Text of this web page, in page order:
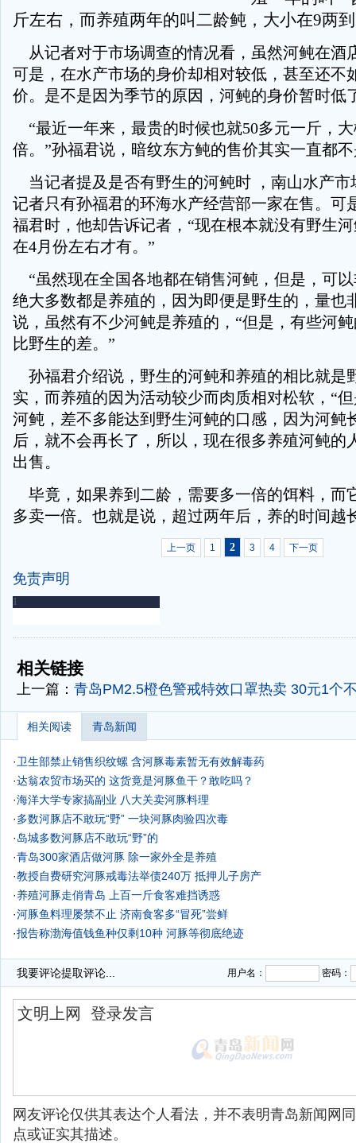
斤左右，而养殖两年的叫二龄鲀，大小在9两
从记者对于市场调查的情况看，虽然河鲀在酒
可是，在水产市场的身价却相对较低，甚至还不
价。是不是因为季节的原因，河鲀的身价暂时低
“最近一年来，最贵的时候也就50多元一斤，
倍。”孙福君说，暗纹东方鲀的售价其实一直都
当记者提及是否有野生的河鲀时 ，南山水产市
记者只有孙福君的环海水产经营部一家在售。可
福君时，他却告诉记者，“现在根本就没有野生
在4月份左右才有。”
“虽然现在全国各地都在销售河鲀，但是，可
绝大多数都是养殖的，因为即便是野生的，量也
说，虽然有不少河鲀是养殖的，“但是，有些河
比野生的差。”
孙福君介绍说，野生的河鲀和养殖的相比就是
实，而养殖的因为活动较少而肉质相对松软，“
河鲀，差不多能达到野生河鲀的口感，因为河鲀
后，就不会再长了，所以，现在很多养殖河鲀的
出售。
毕竟，如果养到二龄，需要多一倍的饵料，而
多卖一倍。也就是说，超过两年后，养的时间越
上一页 1 2 3 4 下一页
免责声明
-
相关链接
上一篇： 青岛PM2.5橙色警戒特效口罩热卖 30元1个
相关阅读 青岛新闻
·卫生部禁止销售织纹螺 含河豚毒素暂无有效解毒药
·达翁农贸市场买的 这货竟是河豚鱼干？敢吃吗？
·海洋大学专家搞副业 八大关卖河豚料理
·多数河豚店不敢玩“野” 一块河豚肉验四次毒
·岛城多数河豚店不敢玩“野”的
·青岛300家酒店做河豚 除一家外全是养殖
·教授自费研究河豚戒毒法举债240万 抵押儿子房产
·养殖河豚走俏青岛 上百一斤食客难挡诱惑
·河豚鱼料理屡禁不止 济南食客多“冒死”尝鲜
·报告称渤海值钱鱼种仅剩10种 河豚等彻底绝迹
我要评论提取评论... 用户名： 密码：
网友评论仅供其表达个人看法，并不表明青岛新闻网
点或证实其描述。